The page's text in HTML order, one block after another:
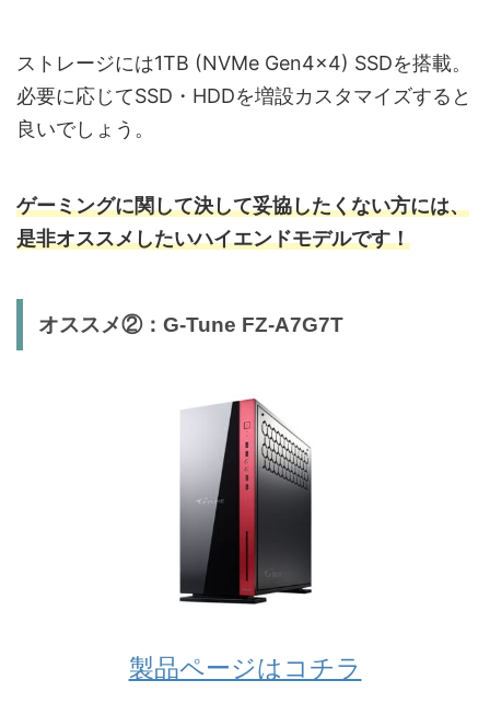
ストレージには1TB (NVMe Gen4×4) SSDを搭載。
必要に応じてSSD・HDDを増設カスタマイズすると
良いでしょう。
ゲーミングに関して決して妥協したくない方には、
是非オススメしたいハイエンドモデルです！
オススメ②：G-Tune FZ-A7G7T
製品ページはコチラ